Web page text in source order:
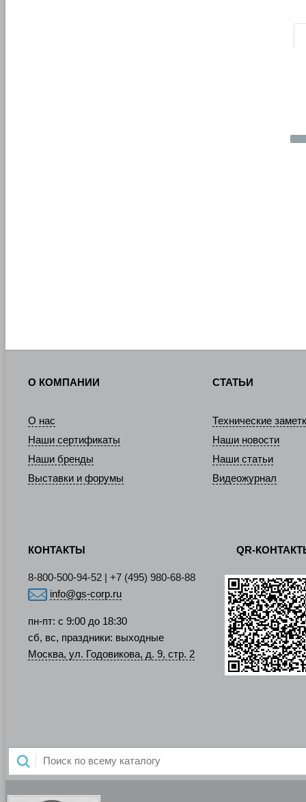
О КОМПАНИИ
О нас
Наши сертификаты
Наши бренды
Выставки и форумы
СТАТЬИ
Технические
Наши новости
Наши статьи
Видеожурнал
КОНТАКТЫ
8-800-500-94-52 | +7 (495) 980-68-88
info@gs-corp.ru
пн-пт: с 9:00 до 18:30
сб, вс, праздники: выходные
Москва, ул. Годовикова, д. 9, стр. 2
QR-